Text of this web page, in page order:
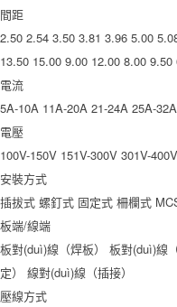
間距
2.50 2.54 3.50 3.81 3.96 5.00
13.50 15.00 9.00 12.00 8.00 9.50
電流
5A-10A 11A-20A 21-24A 25A-32A
電壓
100V-150V 151V-300V 301V-400V
安裝方式
插拔式 螺釘式 固定式 柵欄式
板端/線端
板對(duì)線（焊板）
板對(duì)線
定）
線對(duì)線（插接）
壓線方式